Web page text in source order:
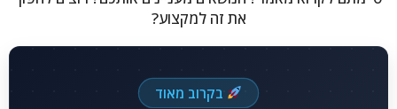
את זה למקצוע?
בקרוב מאוד